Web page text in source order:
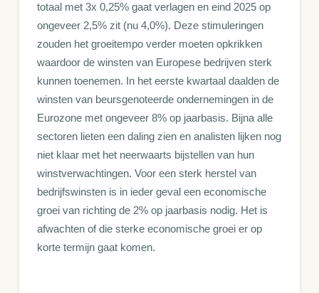
totaal met 3x 0,25% gaat verlagen en eind 2025 op
ongeveer 2,5% zit (nu 4,0%). Deze stimuleringen
zouden het groeitempo verder moeten opkrikken
waardoor de winsten van Europese bedrijven sterk
kunnen toenemen. In het eerste kwartaal daalden de
winsten van beursgenoteerde ondernemingen in de
Eurozone met ongeveer 8% op jaarbasis. Bijna alle
sectoren lieten een daling zien en analisten lijken nog
niet klaar met het neerwaarts bijstellen van hun
winstverwachtingen. Voor een sterk herstel van
bedrijfswinsten is in ieder geval een economische
groei van richting de 2% op jaarbasis nodig. Het is
afwachten of die sterke economische groei er op
korte termijn gaat komen.